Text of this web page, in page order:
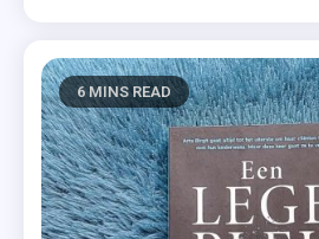
6 MINS READ